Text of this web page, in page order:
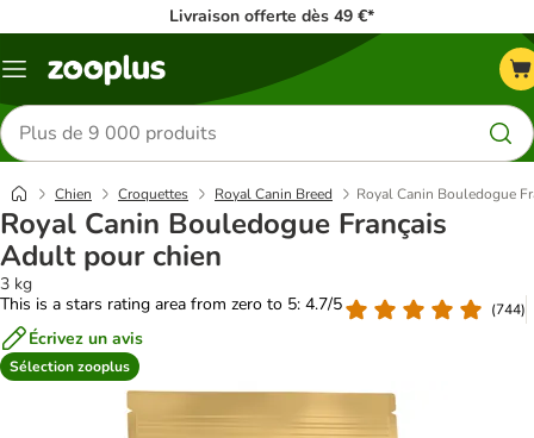
Livraison offerte dès 49 €*
Menu
Rechercher
des
produits
Chien Croquettes Royal Canin Breed Royal Canin Bouledogue
Royal Canin Bouledogue Français
Adult pour chien
3 kg
This is a stars rating area from zero to 5: 4.7/5
(744)
Écrivez un avis
Sélection zooplus